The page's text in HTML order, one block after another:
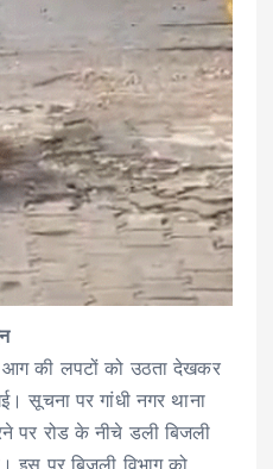
की लपटों को उठता देखकर
सूचना पर गांधी नगर थाना
पर रोड के नीचे डली बिजली